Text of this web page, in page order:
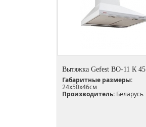
Вытяжка Gefest ВО-11 К 45
Габаритные размеры:
24х50х46см
Производитель: Беларусь